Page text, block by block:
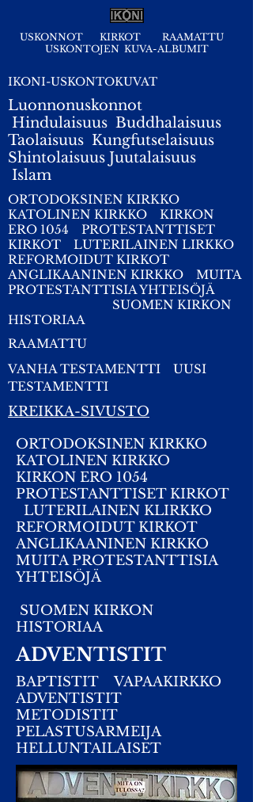
USKONNOT KIRKOT
RAAMATTU
USKONTOJEN KUVA-ALBUMIT
IKONI-USKONTOKUVAT
Luonnonuskonnot
Hindulaisuus Buddhalaisuus
Taolaisuus Kungfutselaisuus
Shintolaisuus Juutalaisuus
Islam
ORTODOKSINEN KIRKKO
KATOLINEN KIRKKO
KIRKON
ERO 1054
PROTESTANTTISET
KIRKOT
LUTERILAINEN LIRKKO
REFORMOIDUT KIRKOT
ANGLIKAANINEN KIRKKO
MUITA
PROTESTANTTISIA YHTEISÖJÄ
SUOMEN KIRKON
HISTORIAA
RAAMATTU
VANHA TESTAMENTTI
UUSI
TESTAMENTTI
KREIKKA-SIVUSTO
ORTODOKSINEN KIRKKO
KATOLINEN KIRKKO
KIRKON ERO 1054
PROTESTANTTISET KIRKOT
LUTERILAINEN KLIRKKO
REFORMOIDUT KIRKOT
ANGLIKAANINEN KIRKKO
MUITA PROTESTANTTISIA
YHTEISÖJÄ
SUOMEN KIRKON
HISTORIAA
ADVENTISTIT
BAPTISTIT
VAPAAKIRKKO
ADVENTISTIT
METODISTIT
PELASTUSARMEIJA
HELLUNTAILAISET